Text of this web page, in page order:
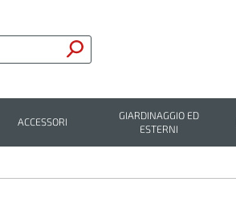
ACCESSORI
GIARDINAGGIO ED
ESTERNI